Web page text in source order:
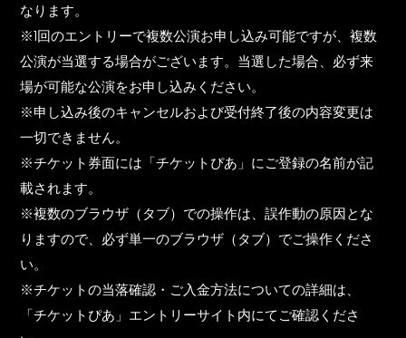
なります。
※1回のエントリーで複数公演お申し込み可能ですが、複数
公演が当選する場合がございます。当選した場合、必ず来
場が可能な公演をお申し込みください。
※申し込み後のキャンセルおよび受付終了後の内容変更は
一切できません。
※チケット券面には「チケットぴあ」にご登録の名前が記
載されます。
※複数のブラウザ（タブ）での操作は、誤作動の原因とな
りますので、必ず単一のブラウザ（タブ）でご操作くださ
い。
※チケットの当落確認・ご入金方法についての詳細は、
「チケットぴあ」エントリーサイト内にてご確認くださ